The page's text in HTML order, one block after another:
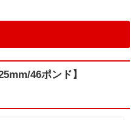
46ポンド】